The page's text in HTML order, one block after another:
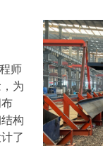
师
为
构
了